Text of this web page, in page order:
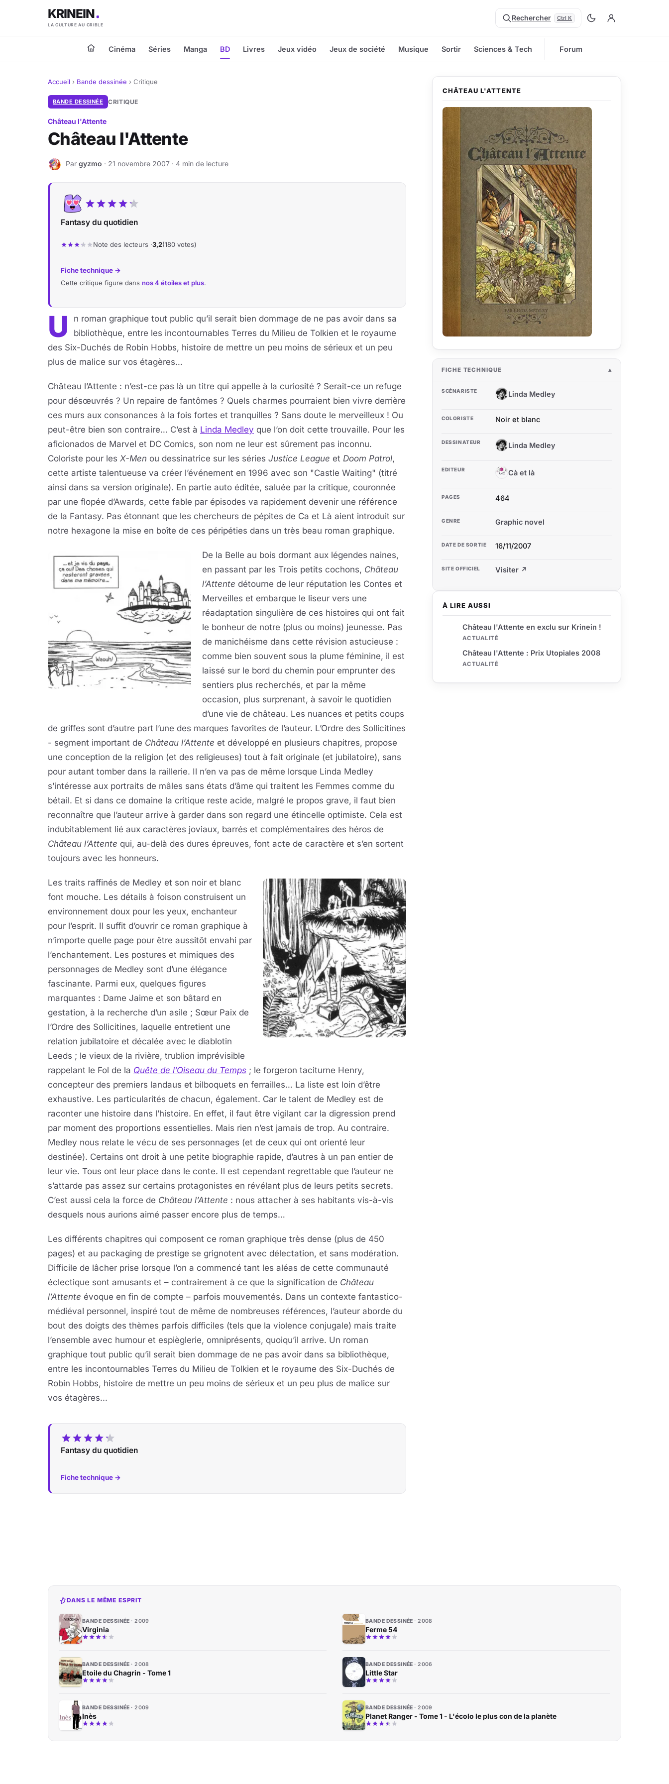
KRINEIN
LA CULTURE AU CRIBLE
Rechercher Ctrl K
Cinéma Séries Manga BD Livres Jeux vidéo Jeux de société Musique Sortir Sciences & Tech Forum
Accueil › Bande dessinée › Critique
BANDE DESSINÉE CRITIQUE
Château l'Attente
Château l'Attente
G Par gyzmo · 21 novembre 2007 · 4 min de lecture
Fantasy du quotidien
Note des lecteurs ·3,2(180 votes)
Fiche technique →
Cette critique figure dans nos 4 étoiles et plus.
U
n roman graphique tout public qu’il serait bien dommage de ne pas avoir dans sa
bibliothèque, entre les incontournables Terres du Milieu de Tolkien et le royaume
des Six-Duchés de Robin Hobbs, histoire de mettre un peu moins de sérieux et un peu
plus de malice sur vos étagères…
Château l’Attente : n’est-ce pas là un titre qui appelle à la curiosité ? Serait-ce un refuge
pour désœuvrés ? Un repaire de fantômes ? Quels charmes pourraient bien vivre derrière
ces murs aux consonances à la fois fortes et tranquilles ? Sans doute le merveilleux ! Ou
peut-être bien son contraire… C’est à Linda Medley que l’on doit cette trouvaille. Pour les
aficionados de Marvel et DC Comics, son nom ne leur est sûrement pas inconnu.
Coloriste pour les X-Men ou dessinatrice sur les séries Justice League et Doom Patrol,
cette artiste talentueuse va créer l’événement en 1996 avec son "Castle Waiting" (titré
ainsi dans sa version originale). En partie auto éditée, saluée par la critique, couronnée
par une flopée d’Awards, cette fable par épisodes va rapidement devenir une référence
de la Fantasy. Pas étonnant que les chercheurs de pépites de Ca et Là aient introduit sur
notre hexagone la mise en boîte de ces péripéties dans un très beau roman graphique.
De la Belle au bois dormant aux légendes naines,
en passant par les Trois petits cochons, Château
l’Attente détourne de leur réputation les Contes et
Merveilles et embarque le liseur vers une
réadaptation singulière de ces histoires qui ont fait
le bonheur de notre (plus ou moins) jeunesse. Pas
de manichéisme dans cette révision astucieuse :
comme bien souvent sous la plume féminine, il est
laissé sur le bord du chemin pour emprunter des
sentiers plus recherchés, et par la même
occasion, plus surprenant, à savoir le quotidien
d’une vie de château. Les nuances et petits coups
de griffes sont d’autre part l’une des marques favorites de l’auteur. L’Ordre des Sollicitines
- segment important de Château l’Attente et développé en plusieurs chapitres, propose
une conception de la religion (et des religieuses) tout à fait originale (et jubilatoire), sans
pour autant tomber dans la raillerie. Il n’en va pas de même lorsque Linda Medley
s’intéresse aux portraits de mâles sans états d’âme qui traitent les Femmes comme du
bétail. Et si dans ce domaine la critique reste acide, malgré le propos grave, il faut bien
reconnaître que l’auteur arrive à garder dans son regard une étincelle optimiste. Cela est
indubitablement lié aux caractères joviaux, barrés et complémentaires des héros de
Château l’Attente qui, au-delà des dures épreuves, font acte de caractère et s’en sortent
toujours avec les honneurs.
Les traits raffinés de Medley et son noir et blanc
font mouche. Les détails à foison construisent un
environnement doux pour les yeux, enchanteur
pour l’esprit. Il suffit d’ouvrir ce roman graphique à
n’importe quelle page pour être aussitôt envahi par
l’enchantement. Les postures et mimiques des
personnages de Medley sont d’une élégance
fascinante. Parmi eux, quelques figures
marquantes : Dame Jaime et son bâtard en
gestation, à la recherche d’un asile ; Sœur Paix de
l’Ordre des Sollicitines, laquelle entretient une
relation jubilatoire et décalée avec le diablotin
Leeds ; le vieux de la rivière, trublion imprévisible
rappelant le Fol de la Quête de l’Oiseau du Temps ; le forgeron taciturne Henry,
concepteur des premiers landaus et bilboquets en ferrailles… La liste est loin d’être
exhaustive. Les particularités de chacun, également. Car le talent de Medley est de
raconter une histoire dans l’histoire. En effet, il faut être vigilant car la digression prend
par moment des proportions essentielles. Mais rien n’est jamais de trop. Au contraire.
Medley nous relate le vécu de ses personnages (et de ceux qui ont orienté leur
destinée). Certains ont droit à une petite biographie rapide, d’autres à un pan entier de
leur vie. Tous ont leur place dans le conte. Il est cependant regrettable que l’auteur ne
s’attarde pas assez sur certains protagonistes en révélant plus de leurs petits secrets.
C’est aussi cela la force de Château l’Attente : nous attacher à ses habitants vis-à-vis
desquels nous aurions aimé passer encore plus de temps…
Les différents chapitres qui composent ce roman graphique très dense (plus de 450
pages) et au packaging de prestige se grignotent avec délectation, et sans modération.
Difficile de lâcher prise lorsque l’on a commencé tant les aléas de cette communauté
éclectique sont amusants et – contrairement à ce que la signification de Château
l’Attente évoque en fin de compte – parfois mouvementés. Dans un contexte fantastico-
médiéval personnel, inspiré tout de même de nombreuses références, l’auteur aborde du
bout des doigts des thèmes parfois difficiles (tels que la violence conjugale) mais traite
l’ensemble avec humour et espièglerie, omniprésents, quoiqu’il arrive. Un roman
graphique tout public qu’il serait bien dommage de ne pas avoir dans sa bibliothèque,
entre les incontournables Terres du Milieu de Tolkien et le royaume des Six-Duchés de
Robin Hobbs, histoire de mettre un peu moins de sérieux et un peu plus de malice sur
vos étagères...
Fantasy du quotidien
Fiche technique →
À LIRE AUSSI
Château l'Attente en exclu sur Krinein !
ACTUALITÉ
Château l'Attente : Prix Utopiales 2008
ACTUALITÉ
CHÂTEAU L'ATTENTE
FICHE TECHNIQUE
SCÉNARISTE LM Linda Medley
COLORISTE Noir et blanc
DESSINATEUR LM Linda Medley
EDITEUR CE Cà et là
PAGES 464
GENRE Graphic novel
DATE DE SORTIE 16/11/2007
SITE OFFICIEL Visiter ↗
DANS LE MÊME ESPRIT
BANDE DESSINÉE 2009
Virginia
BANDE DESSINÉE 2008
Ferme 54
BANDE DESSINÉE 2008
Etoile du Chagrin - Tome 1
BANDE DESSINÉE 2006
Little Star
BANDE DESSINÉE 2009
Inès
BANDE DESSINÉE 2009
Planet Ranger - Tome 1 - L'écolo le plus con de la planète